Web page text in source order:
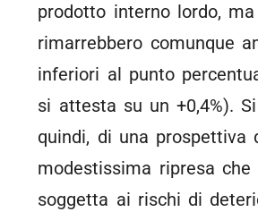
prodotto interno lordo, ma
rimarrebbero comunque
inferiori al punto
si attesta su un +0,4%).
quindi, di una prospettiva
modestissima ripresa che
soggetta ai rischi di